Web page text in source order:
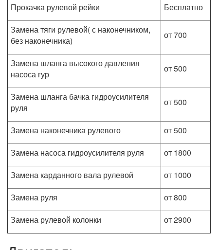
Прокачка рулевой рейки
Бесплатно
Замена тяги рулевой( с наконечником,
без наконечника)
от 700
Замена шланга высокого давления
насоса гур
от 500
Замена шланга бачка гидроусилителя
руля
от 500
Замена наконечника рулевого
от 500
Замена насоса гидроусилителя руля
от 1800
Замена карданного вала рулевой
от 1000
Замена руля
от 800
Замена рулевой колонки
от 2900